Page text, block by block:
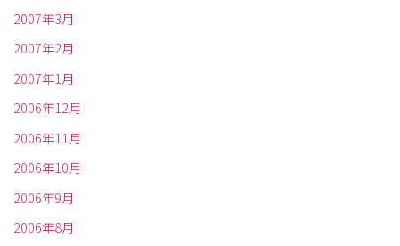
2007年3月
2007年2月
2007年1月
2006年12月
2006年11月
2006年10月
2006年9月
2006年8月